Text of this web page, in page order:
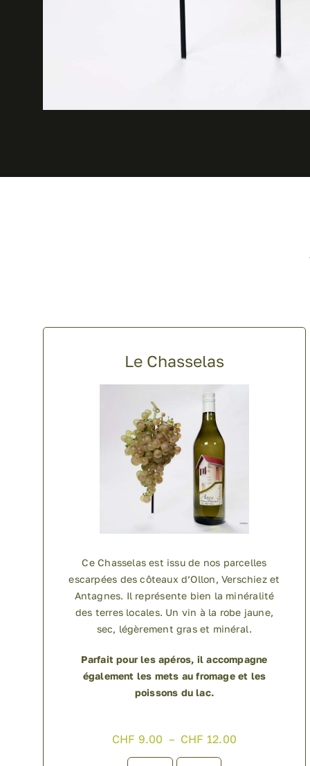
Le Chasselas
Ce Chasselas est issu de nos parcelles
escarpées des côteaux d’Ollon, Verschiez et
Antagnes. Il représente bien la minéralité
des terres locales. Un vin à la robe jaune,
sec, légèrement gras et minéral.
Parfait pour les apéros, il accompagne
également les mets au fromage et les
poissons du lac.
CHF 9.00 – CHF 12.00